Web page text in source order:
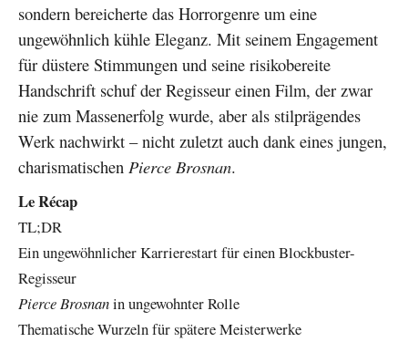
sondern bereicherte das Horrorgenre um eine
ungewöhnlich kühle Eleganz. Mit seinem Engagement
für düstere Stimmungen und seine risikobereite
Handschrift schuf der Regisseur einen Film, der zwar
nie zum Massenerfolg wurde, aber als stilprägendes
Werk nachwirkt – nicht zuletzt auch dank eines jungen,
charismatischen Pierce Brosnan.
Le Récap
TL;DR
Ein ungewöhnlicher Karrierestart für einen Blockbuster-
Regisseur
Pierce Brosnanin ungewohnter Rolle
Thematische Wurzeln für spätere Meisterwerke